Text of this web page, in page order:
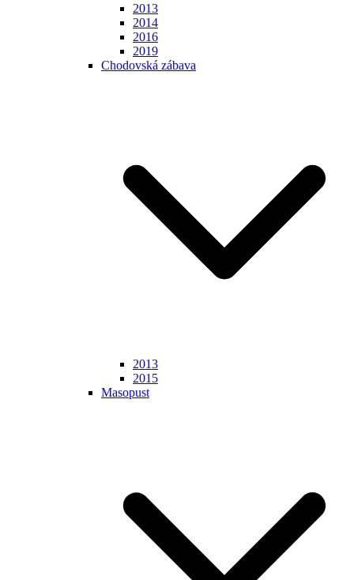
2013
2014
2016
2019
Chodovská zábava
2013
2015
Masopust